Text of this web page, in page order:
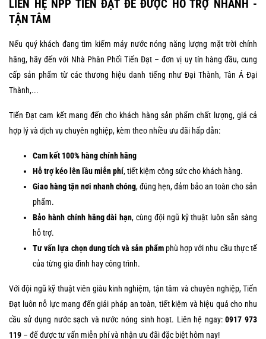
LIÊN HỆ NPP TIẾN ĐẠT ĐỂ ĐƯỢC HỖ TRỢ NHANH -
TẬN TÂM
Nếu quý khách đang tìm kiếm máy nước nóng năng lượng mặt trời chính
hãng, hãy đến với Nhà Phân Phối Tiến Đạt – đơn vị uy tín hàng đầu, cung
cấp sản phẩm từ các thương hiệu danh tiếng như Đại Thành, Tân Á Đại
Thành,...
Tiến Đạt cam kết mang đến cho khách hàng sản phẩm chất lượng, giá cả
hợp lý và dịch vụ chuyên nghiệp, kèm theo nhiều ưu đãi hấp dẫn:
Cam kết 100% hàng chính hãng
Hỗ trợ kéo lên lầu miễn phí, tiết kiệm công sức cho khách hàng.
Giao hàng tận nơi nhanh chóng, đúng hẹn, đảm bảo an toàn cho sản
phẩm.
Bảo hành chính hãng dài hạn, cùng đội ngũ kỹ thuật luôn sẵn sàng
hỗ trợ.
Tư vấn lựa chọn dung tích và sản phẩmphù hợp với nhu cầu thực tế
của từng gia đình hay công trình.
Với đội ngũ kỹ thuật viên giàu kinh nghiệm, tận tâm và chuyên nghiệp, Tiến
Đạt luôn nỗ lực mang đến giải pháp an toàn, tiết kiệm và hiệu quả cho nhu
cầu sử dụng nước sạch và nước nóng sinh hoạt. Liên hệ ngay:0917 973
119 – để được tư vấn miễn phí và nhận ưu đãi đặc biệt hôm nay!